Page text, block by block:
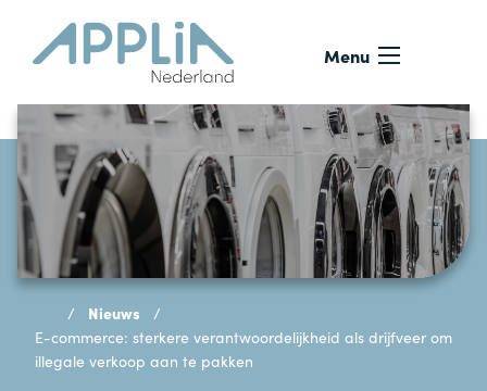
Ga naar de inhoud
Menu
Nieuws
E-commerce: sterkere verantwoordelijkheid als drijfveer om
illegale verkoop aan te pakken